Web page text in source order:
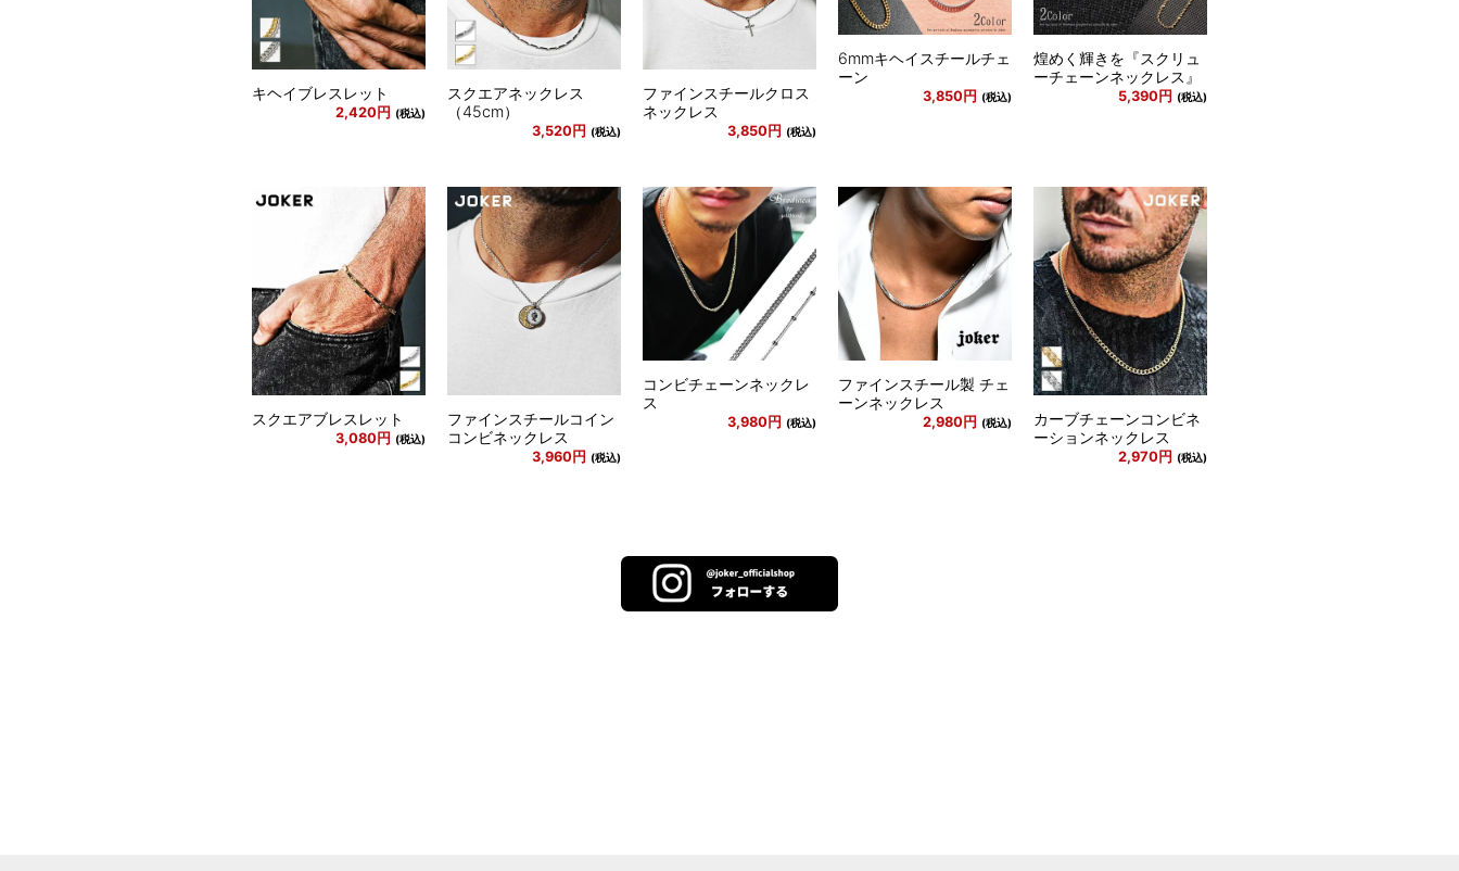
キヘイブレスレット
2,420円 (税込)
スクエアネックレス
（45cm）
3,520円 (税込)
ファインスチールクロス
ネックレス
3,850円 (税込)
6mmキヘイスチールチェ
ーン
3,850円 (税込)
煌めく輝きを『スクリュ
ーチェーンネックレス』
5,390円 (税込)
スクエアブレスレット
3,080円 (税込)
ファインスチールコイン
コンビネックレス
3,960円 (税込)
コンビチェーンネックレ
ス
3,980円 (税込)
ファインスチール製 チェ
ーンネックレス
2,980円 (税込)
カーブチェーンコンビネ
ーションネックレス
2,970円 (税込)